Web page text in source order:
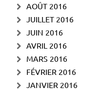
AOÛT 2016
JUILLET 2016
JUIN 2016
AVRIL 2016
MARS 2016
FÉVRIER 2016
JANVIER 2016